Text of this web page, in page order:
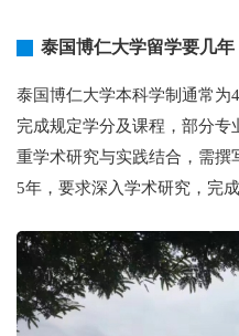
泰国博仁大学留学要几年
泰国博仁大学本科学制通常为
完成规定学分及课程，部分专
重学术研究与实践结合，需撰
5年，要求深入学术研究，完